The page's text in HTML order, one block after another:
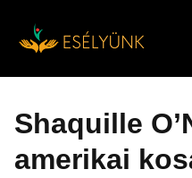
tartalomra
Shaquille
amerikai